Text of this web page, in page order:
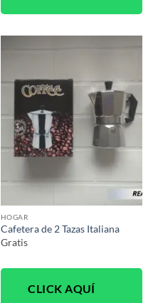
HOGAR
Cafetera de 2 Tazas Italiana
Gratis
CLICK AQUÍ